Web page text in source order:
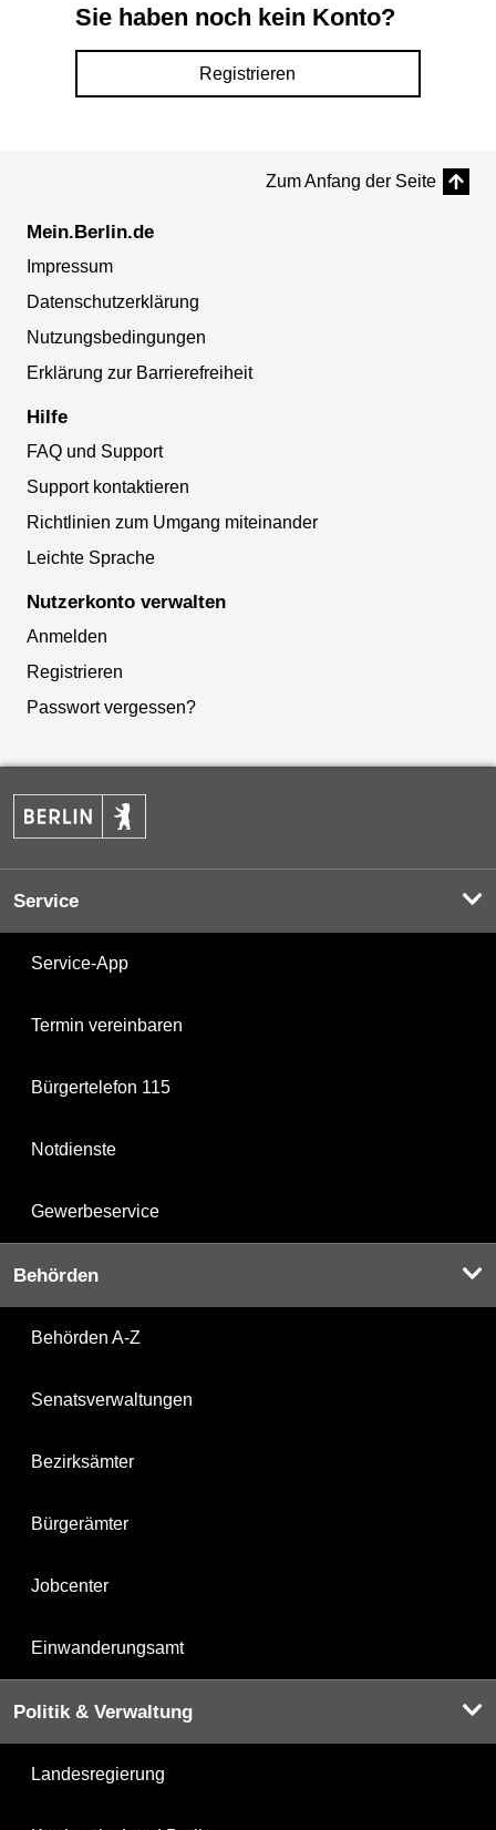
Sie haben noch kein Konto?
Registrieren
Zum Anfang der Seite
Mein.Berlin.de
Impressum
Datenschutzerklärung
Nutzungsbedingungen
Erklärung zur Barrierefreiheit
Hilfe
FAQ und Support
Support kontaktieren
Richtlinien zum Umgang miteinander
Leichte Sprache
Nutzerkonto verwalten
Anmelden
Registrieren
Passwort vergessen?
Service
Service-App
Termin vereinbaren
Bürgertelefon 115
Notdienste
Gewerbeservice
Behörden
Behörden A-Z
Senatsverwaltungen
Bezirksämter
Bürgerämter
Jobcenter
Einwanderungsamt
Politik & Verwaltung
Landesregierung